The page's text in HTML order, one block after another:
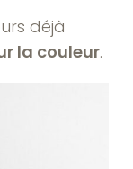
déjà
la couleur.